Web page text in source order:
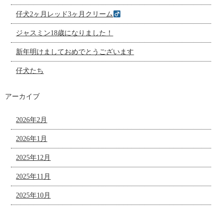
仔犬2ヶ月レッド3ヶ月クリーム
ジャスミン18歳になりました！
新年明けましておめでとうございます
仔犬たち
アーカイブ
2026年2月
2026年1月
2025年12月
2025年11月
2025年10月